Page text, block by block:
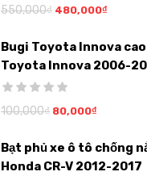
550,000₫ 480,000₫
Bugi Toyota Innova
Toyota Innova 2006-
100,000₫ 80,000₫
Bạt phủ xe ô tô chống
Honda CR-V 2012-2017